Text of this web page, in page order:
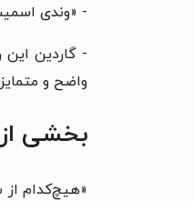
- «وندی
- گاردین
واضح و
بخشی
«هیچ‌کدام از